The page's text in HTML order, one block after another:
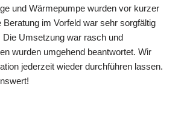
und Wärmepumpe wurden vor kurzer
Beratung im Vorfeld war sehr sorgfältig
Die Umsetzung war rasch und
wurden umgehend beantwortet. Wir
jederzeit wieder durchführen lassen.